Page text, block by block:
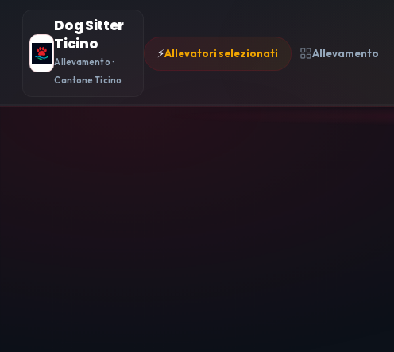
Dog Sitter
Ticino
Allevamento ·
Cantone Ticino
⚡Allevatori selezionati Allevamento